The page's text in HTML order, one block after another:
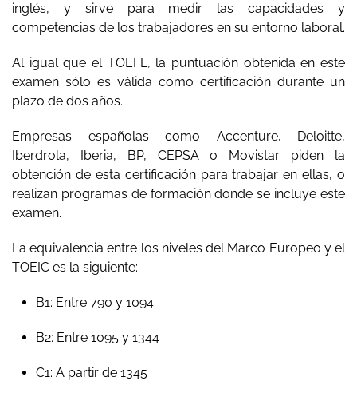
inglés, y sirve para medir las capacidades y
competencias de los trabajadores en su entorno laboral.
Al igual que el TOEFL, la puntuación obtenida en este
examen sólo es válida como certificación durante un
plazo de dos años.
Empresas españolas como Accenture, Deloitte,
Iberdrola, Iberia, BP, CEPSA o Movistar piden la
obtención de esta certificación para trabajar en ellas, o
realizan programas de formación donde se incluye este
examen.
La equivalencia entre los niveles del Marco Europeo y el
TOEIC es la siguiente:
B1: Entre 790 y 1094
B2: Entre 1095 y 1344
C1: A partir de 1345